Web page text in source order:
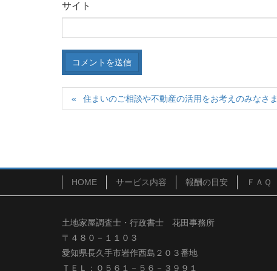
サイト
住まいのご相談や不動産の活用をお考えのみなさま
HOME サービス内容 報酬の目安 ＦＡＱ
土地家屋調査士・行政書士 花田事務所
〒４８０－１１０３
愛知県長久手市岩作西島２０３番地
ＴＥＬ：０５６１－５６－３９９１